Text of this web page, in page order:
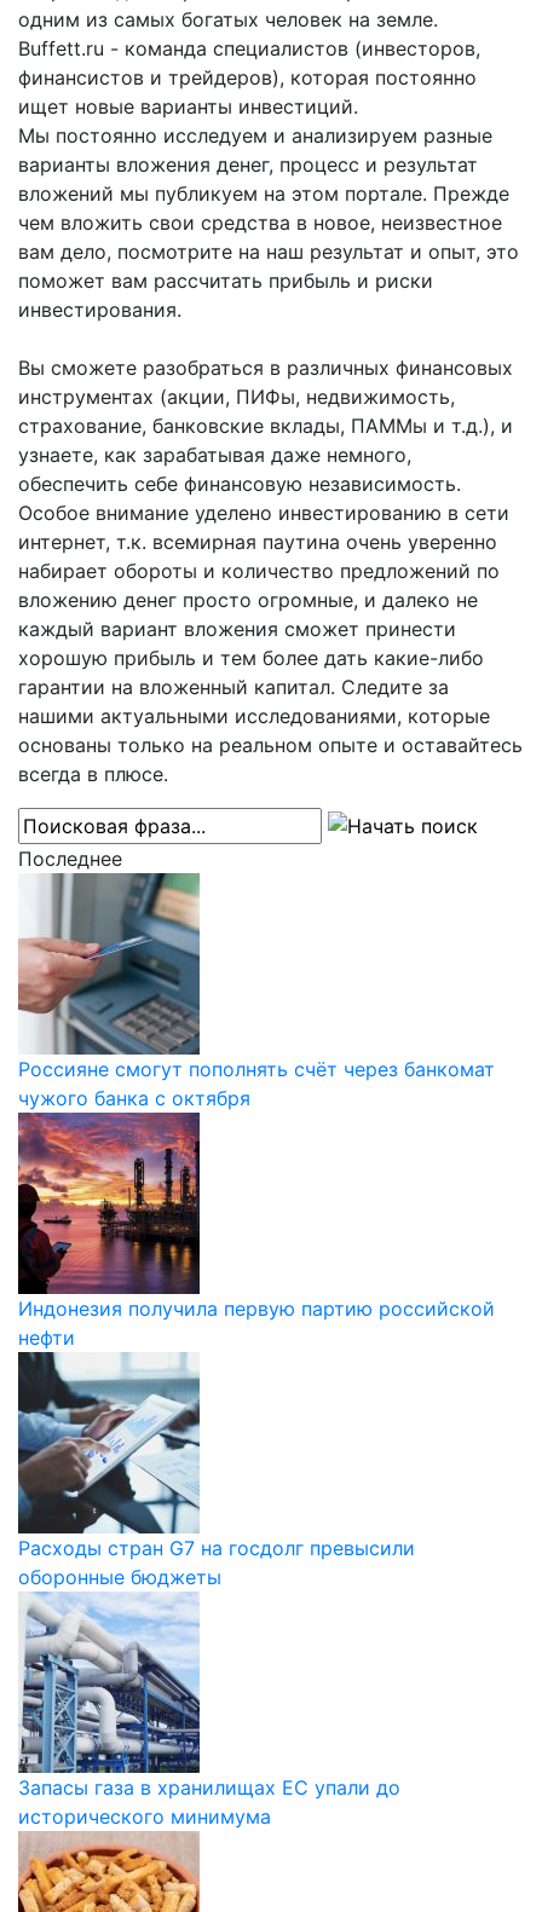
одним из самых богатых человек на земле.
Buffett.ru - команда специалистов (инвесторов,
финансистов и трейдеров), которая постоянно
ищет новые варианты инвестиций.
Мы постоянно исследуем и анализируем разные
варианты вложения денег, процесс и результат
вложений мы публикуем на этом портале. Прежде
чем вложить свои средства в новое, неизвестное
вам дело, посмотрите на наш результат и опыт, это
поможет вам рассчитать прибыль и риски
инвестирования.
Вы сможете разобраться в различных финансовых
инструментах (акции, ПИФы, недвижимость,
страхование, банковские вклады, ПАММы и т.д.), и
узнаете, как зарабатывая даже немного,
обеспечить себе финансовую независимость.
Особое внимание уделено инвестированию в сети
интернет, т.к. всемирная паутина очень уверенно
набирает обороты и количество предложений по
вложению денег просто огромные, и далеко не
каждый вариант вложения сможет принести
хорошую прибыль и тем более дать какие-либо
гарантии на вложенный капитал. Следите за
нашими актуальными исследованиями, которые
основаны только на реальном опыте и оставайтесь
всегда в плюсе.
Последнее
Россияне смогут пополнять счёт через банкомат
чужого банка с октября
Индонезия получила первую партию российской
нефти
Расходы стран G7 на госдолг превысили
оборонные бюджеты
Запасы газа в хранилищах ЕС упали до
исторического минимума